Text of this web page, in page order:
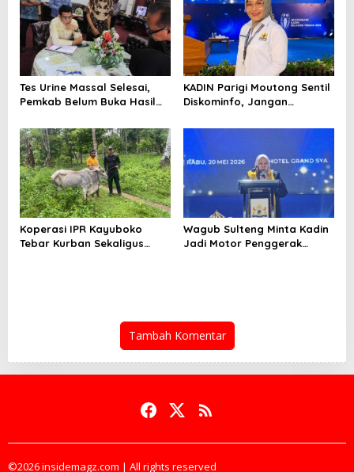
Tes Urine Massal Selesai,
Pemkab Belum Buka Hasil
KADIN Parigi Moutong Sentil
Diskominfo, Jangan
Pihak Lain
Koperasi IPR Kayuboko
Tebar Kurban Sekaligus
Wagub Sulteng Minta Kadin
Jadi Motor Penggerak
Tambah Komentar
©2026 insidemagz.com | All rights reserved